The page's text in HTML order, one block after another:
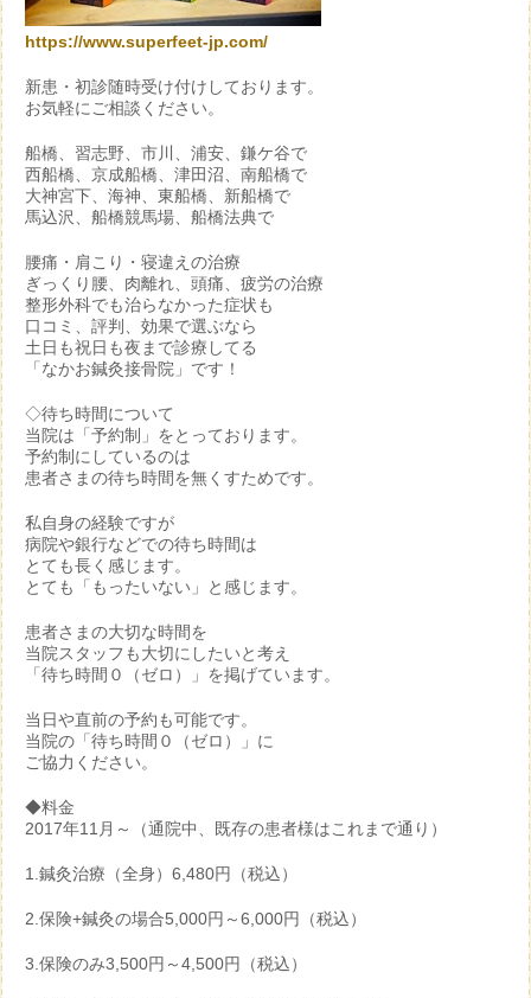
https://www.superfeet-jp.com/
新患・初診随時受け付けしております。
お気軽にご相談ください。
船橋、習志野、市川、浦安、鎌ケ谷で
西船橋、京成船橋、津田沼、南船橋で
大神宮下、海神、東船橋、新船橋で
馬込沢、船橋競馬場、船橋法典で
腰痛・肩こり・寝違えの治療
ぎっくり腰、肉離れ、頭痛、疲労の治療
整形外科でも治らなかった症状も
口コミ、評判、効果で選ぶなら
土日も祝日も夜まで診療してる
「なかお鍼灸接骨院」です！
◇待ち時間について
当院は「予約制」をとっております。
予約制にしているのは
患者さまの待ち時間を無くすためです。
私自身の経験ですが
病院や銀行などでの待ち時間は
とても長く感じます。
とても「もったいない」と感じます。
患者さまの大切な時間を
当院スタッフも大切にしたいと考え
「待ち時間０（ゼロ）」を掲げています。
当日や直前の予約も可能です。
当院の「待ち時間０（ゼロ）」に
ご協力ください。
◆料金
2017年11月～（通院中、既存の患者様はこれまで通り）
1.鍼灸治療（全身）6,480円（税込）
2.保険+鍼灸の場合5,000円～6,000円（税込）
3.保険のみ3,500円～4,500円（税込）